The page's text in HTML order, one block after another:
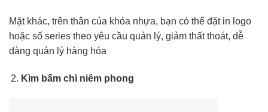
Mặt khác, trên thân của khóa nhựa, bạn có thể đặt in logo
hoặc số series theo yêu cầu quản lý, giảm thất thoát, dễ
dàng quản lý hàng hóa
Kìm bấm chì niêm phong